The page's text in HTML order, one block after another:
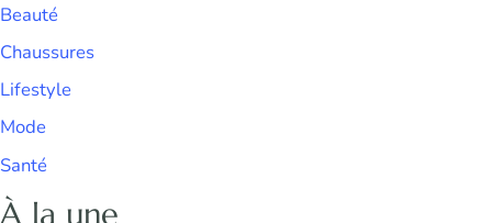
Beauté
Chaussures
Lifestyle
Mode
Santé
À la une